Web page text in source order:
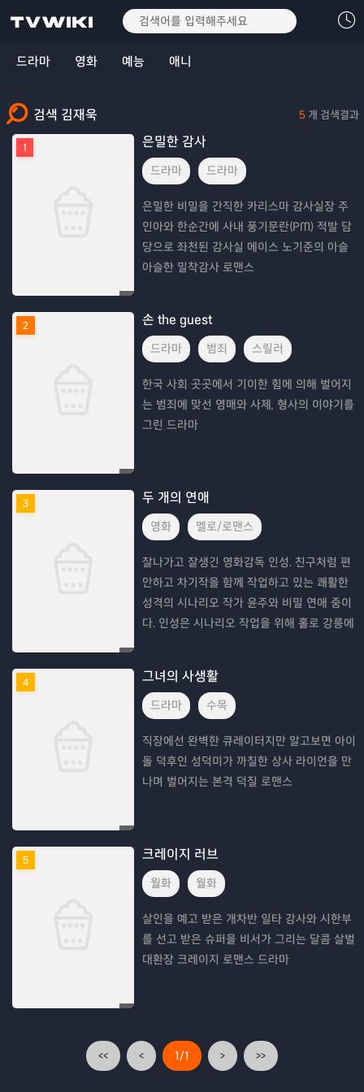
드라마 영화 예능 애니
검색 김재욱 5 개 검색결과
1 은밀한 감사
드라마 드라마
은밀한 비밀을 간직한 카리스마 감사실장 주
인아와 한순간에 사내 풍기문란(PM) 적발 담
당으로 좌천된 감사실 에이스 노기준의 아슬
아슬한 밀착감사 로맨스
2 손 the guest
드라마 범죄 스릴러
한국 사회 곳곳에서 기이한 힘에 의해 벌어지
는 범죄에 맞선 영매와 사제, 형사의 이야기를
그린 드라마
3 두 개의 연애
영화 멜로/로맨스
잘나가고 잘생긴 영화감독 인성. 친구처럼 편
안하고 차기작을 함께 작업하고 있는 쾌활한
성격의 시나리오 작가 윤주와 비밀 연애 중이
다. 인성은 시나리오 작업을 위해 홀로 강릉에
교포
4 그녀의 사생활
드라마 수목
직장에선 완벽한 큐레이터지만 알고보면 아이
돌 덕후인 성덕미가 까칠한 상사 라이언을 만
나며 벌어지는 본격 덕질 로맨스
5 크레이지 러브
월화 월화
살인을 예고 받은 개차반 일타 강사와 시한부
를 선고 받은 슈퍼을 비서가 그리는 달콤 살벌
대환장 크레이지 로맨스 드라마
<< < 1/1 > >>